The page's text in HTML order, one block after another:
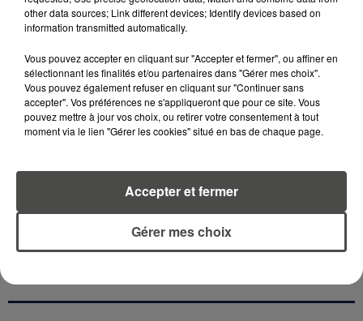
PLUS CHER QU'IL Y A CINQ ANS,
ALERTE L’ONU
5 août 2026
QUELLES SONT LES MARQUES QUI
OFFRENT LE MEILLEUR RAPPORT...
RETROUVEZ TOUTE L'ACTU DE LA RÉGION ET
RECEVEZ LES ALERTES INFOS DE LA RÉDACTION
EN TÉLÉCHARGEANT L'APPLICATION MOBILE
other data sources; Link different devices; Identify devices based on
information transmitted automatically.
Vous pouvez accepter en cliquant sur "Accepter et fermer", ou affiner en
sélectionnant les finalités et/ou partenaires dans "Gérer mes choix".
Vous pouvez également refuser en cliquant sur "Continuer sans
accepter". Vos préférences ne s'appliqueront que pour ce site. Vous
pouvez mettre à jour vos choix, ou retirer votre consentement à tout
moment via le lien "Gérer les cookies" situé en bas de chaque page.
Gérer mes choix
Accepter et fermer